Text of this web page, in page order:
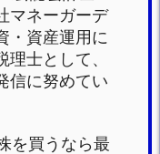
マネーガーデ
・資産運用に
士として、
信に努めてい
を買うなら最